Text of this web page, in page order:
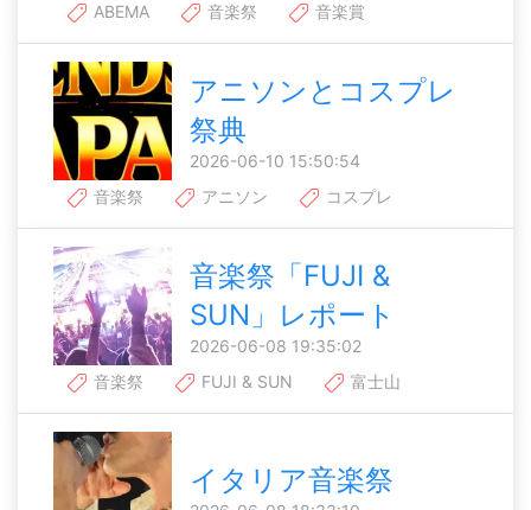
ABEMA 音楽祭 音楽賞
アニソンとコスプレ
祭典
2026-06-10 15:50:54
音楽祭
アニソン コスプレ
音楽祭「FUJI &
SUN」レポート
2026-06-08 19:35:02
音楽祭
FUJI & SUN 富士山
イタリア音楽祭